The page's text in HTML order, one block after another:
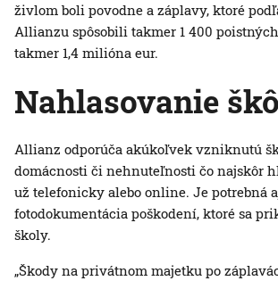
živlom boli povodne a záplavy, ktoré
Allianzu spôsobili takmer 1 400
takmer 1,4 milióna eur.
Nahlasovanie
Allianz odporúča akúkoľvek vzniknutú
domácnosti či nehnuteľnosti čo najskôr
už telefonicky alebo online. Je potrebná
fotodokumentácia poškodení, ktoré sa
školy.
„Škody na privátnom majetku po